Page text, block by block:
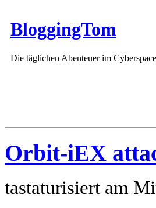
BloggingTom
Die täglichen Abenteuer im
Orbit-iEX
tastaturisiert am